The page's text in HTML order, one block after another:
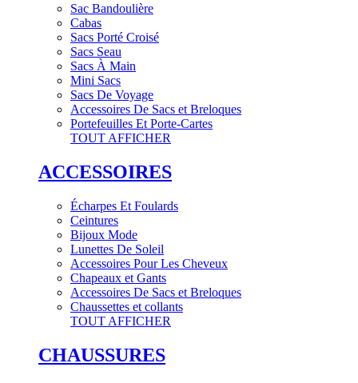
Sac Bandoulière
Cabas
Sacs Porté Croisé
Sacs Seau
Sacs À Main
Mini Sacs
Sacs De Voyage
Accessoires De Sacs et Breloques
Portefeuilles Et Porte-Cartes
TOUT AFFICHER
ACCESSOIRES
Écharpes Et Foulards
Ceintures
Bijoux Mode
Lunettes De Soleil
Accessoires Pour Les Cheveux
Chapeaux et Gants
Accessoires De Sacs et Breloques
Chaussettes et collants
TOUT AFFICHER
CHAUSSURES